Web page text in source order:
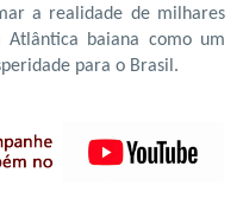
a realidade de milhares
baiana como um
para o Brasil.